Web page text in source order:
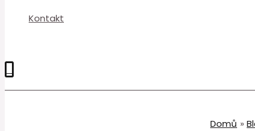
Kontakt
Domů